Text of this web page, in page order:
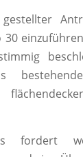
30
fordert